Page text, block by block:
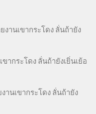
งานเขากระโดง ลั่นถ้ายัง
ากระโดง ลั่นถ้ายังเยิ่นเย้อ
านเขากระโดง ลั่นถ้ายัง